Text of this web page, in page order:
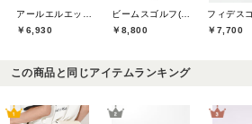
アールエルエックスゴルフ(RLX GOLF)
￥6,930
ビームスゴルフ(BEAMS GOLF)
￥8,800
￥7,700
この商品と同じアイテムランキング